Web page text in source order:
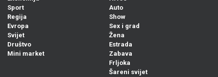
Sport
Regija
Evropa
Svijet
Društvo
Mini market
Auto
Show
Sex i grad
Žena
Estrada
Zabava
Frljoka
Šareni svijet